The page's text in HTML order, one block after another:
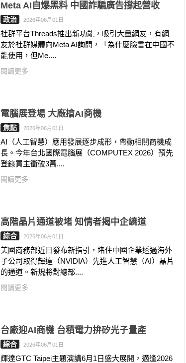
Meta AI自爆黑料 中國詐騙廣告撐起營收
政治 2026年06月01日
社群平台Threads推出新功能，吸引大量網友，有網
友於社群媒體向Meta AI詢問，「為什麼臉書在中國不
能使用，但Me....
閱讀更多
電腦展登場 大廠搶AI商機
焦點 2026年06月01日
AI（人工智慧）應用發展逐步成形，帶動相關商機成
長。今年台北國際電腦展（COMPUTEX 2026）預先
登錄買主衝破3萬....
閱讀更多
高階晶片通道被堵 知情者揭中企繞道
綜合 2026年06月01日
美國商務部近日發布新指引，堵住中國企業透過海外
子公司取得輝達（NVIDIA）先進人工智慧（AI）晶片
的通道。新規將對總部....
閱讀更多
台廠迎AI商機 台積電力拚矽光子量產
綜合 2026年06月01日
輝達GTC Taipei主題演講6月1日盛大展開，適逢2026